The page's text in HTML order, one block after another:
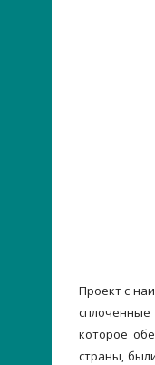
Проект с
которое
страны,